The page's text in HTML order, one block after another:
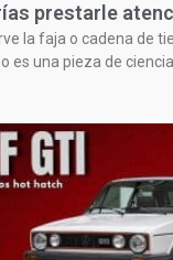
prestarle
la faja o cadena de
es una pieza de